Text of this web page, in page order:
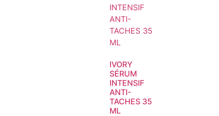
IVORY
SÉRUM
INTENSIF
ANTI-
TACHES 35
ML